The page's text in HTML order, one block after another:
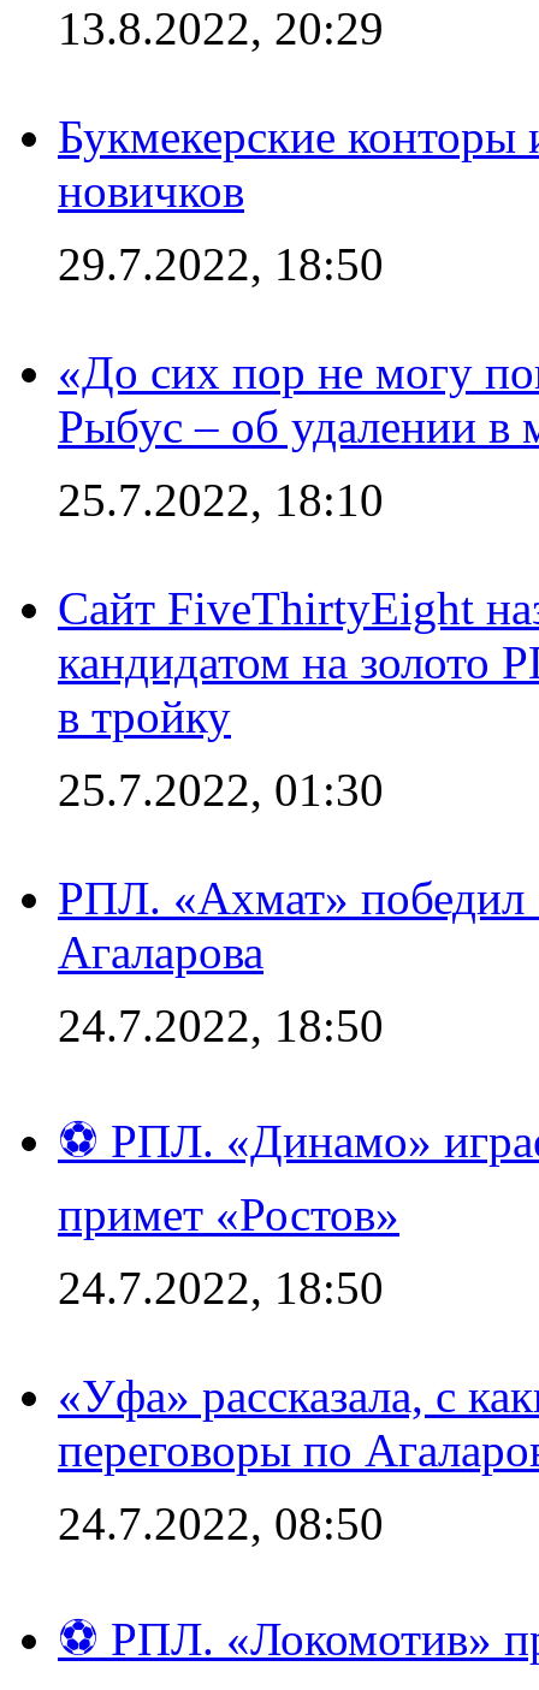
13.8.2022, 20:29
Букмекерские конторы
новичков
29.7.2022, 18:50
«До сих пор не могу
Рыбус – об удалении в
25.7.2022, 18:10
Сайт FiveThirtyEight
кандидатом на
в тройку
25.7.2022, 01:30
РПЛ. «Ахмат» победил
Агаларова
24.7.2022, 18:50
⚽ РПЛ. «Динамо»
примет «Ростов»
24.7.2022, 18:50
«Уфа» рассказала, с
переговоры по
24.7.2022, 08:50
⚽ РПЛ. «Локомотив»